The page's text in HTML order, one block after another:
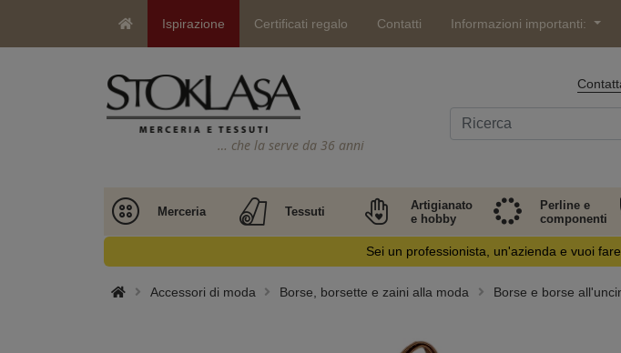
Ispirazione Certificati regalo Contatti Informazioni importanti:
… che la serve da 36 anni
Merceria Tessuti
Artigianato
e hobby
Perline e
componenti
Sei un professionista, un'azienda e vuoi
Accessori di moda Borse, borsette e zaini alla moda Borse e borse